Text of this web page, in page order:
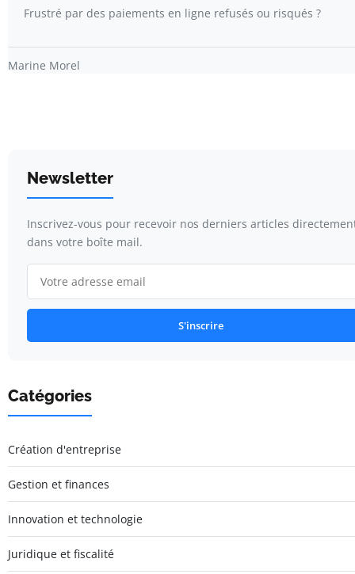
Frustré par des paiements en ligne refusés ou risqués ?
Marine Morel
Newsletter
Inscrivez-vous pour recevoir nos derniers articles
dans votre boîte mail.
S'inscrire
Catégories
Création d'entreprise
Gestion et finances
Innovation et technologie
Juridique et fiscalité